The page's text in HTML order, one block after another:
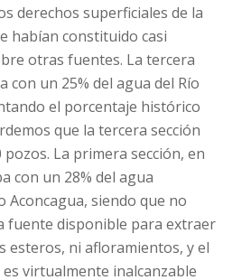
derechos superficiales de la
habían constituido casi
otras fuentes. La tercera
con un 25% del agua del Río
el porcentaje histórico
que la tercera sección
pozos. La primera sección, en
con un 28% del agua
Aconcagua, siendo que no
fuente disponible para extraer
esteros, ni afloramientos, y el
virtualmente inalcanzable